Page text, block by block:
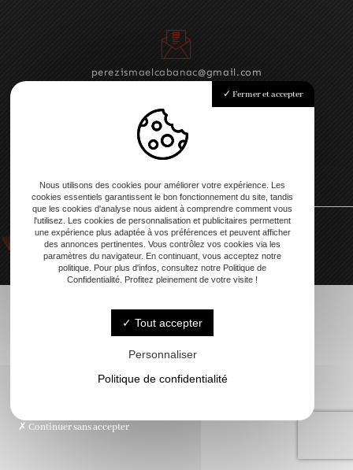
perezismaelcabanac@gmail.com
06 98 28 79 93
-Mentions légales-Blog
Fermer et accepter
Nous utilisons des cookies pour améliorer votre expérience. Les
cookies essentiels garantissent le bon fonctionnement du site, tandis
que les cookies d'analyse nous aident à comprendre comment vous
l'utilisez. Les cookies de personnalisation et publicitaires permettent
une expérience plus adaptée à vos préférences et peuvent afficher
des annonces pertinentes. Vous contrôlez vos cookies via les
paramètres du navigateur. En continuant, vous acceptez notre
politique. Pour plus d'infos, consultez notre Politique de
Confidentialité. Profitez pleinement de votre visite !
Tout accepter
Personnaliser
Politique de confidentialité
Continuer sans accepter